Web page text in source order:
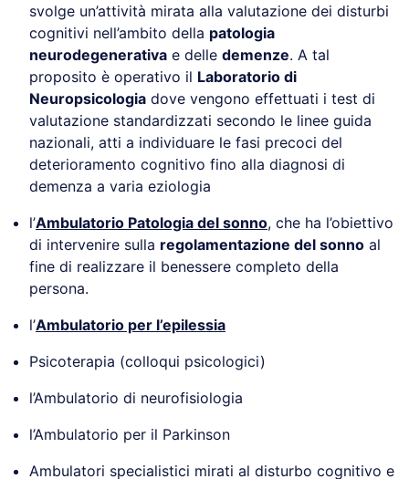
svolge un’attività mirata alla valutazione dei disturbi
cognitivi nell’ambito della patologia
neurodegenerativa e delle demenze. A tal
proposito è operativo il Laboratorio di
Neuropsicologia dove vengono effettuati i test di
valutazione standardizzati secondo le linee guida
nazionali, atti a individuare le fasi precoci del
deterioramento cognitivo fino alla diagnosi di
demenza a varia eziologia
l’Ambulatorio Patologia del sonno, che ha l’obiettivo
di intervenire sulla regolamentazione del sonno al
fine di realizzare il benessere completo della
persona.
l’Ambulatorio per l’epilessia
Psicoterapia (colloqui psicologici)
l’Ambulatorio di neurofisiologia
l’Ambulatorio per il Parkinson
Ambulatori specialistici mirati al disturbo cognitivo e